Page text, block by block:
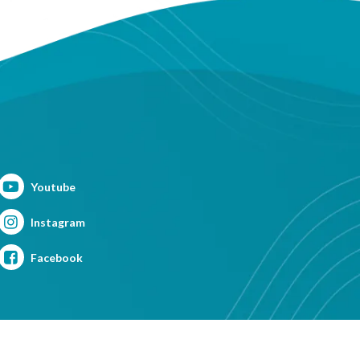
Youtube
Instagram
Facebook